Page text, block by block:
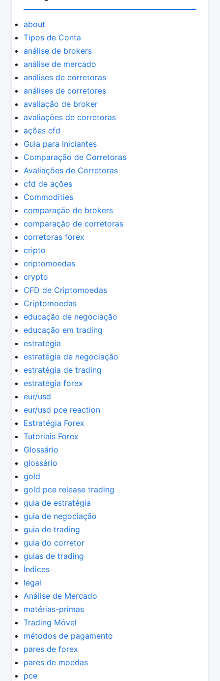
about
Tipos de Conta
análise de brokers
análise de mercado
análises de corretoras
análises de corretores
avaliação de broker
avaliações de corretoras
ações cfd
Guia para Iniciantes
Comparação de Corretoras
Avaliações de Corretoras
cfd de ações
Commodities
comparação de brokers
comparação de corretoras
corretoras forex
cripto
criptomoedas
crypto
CFD de Criptomoedas
Criptomoedas
educação de negociação
educação em trading
estratégia
estratégia de negociação
estratégia de trading
estratégia forex
eur/usd
eur/usd pce reaction
Estratégia Forex
Tutoriais Forex
Glossário
glossário
gold
gold pce release trading
guia de estratégia
guia de negociação
guia de trading
guia do corretor
guias de trading
Índices
legal
Análise de Mercado
matérias-primas
Trading Móvel
métodos de pagamento
pares de forex
pares de moedas
pce